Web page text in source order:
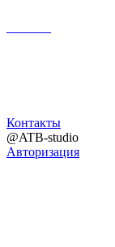
Контакты
@ATB-studio
Авторизация